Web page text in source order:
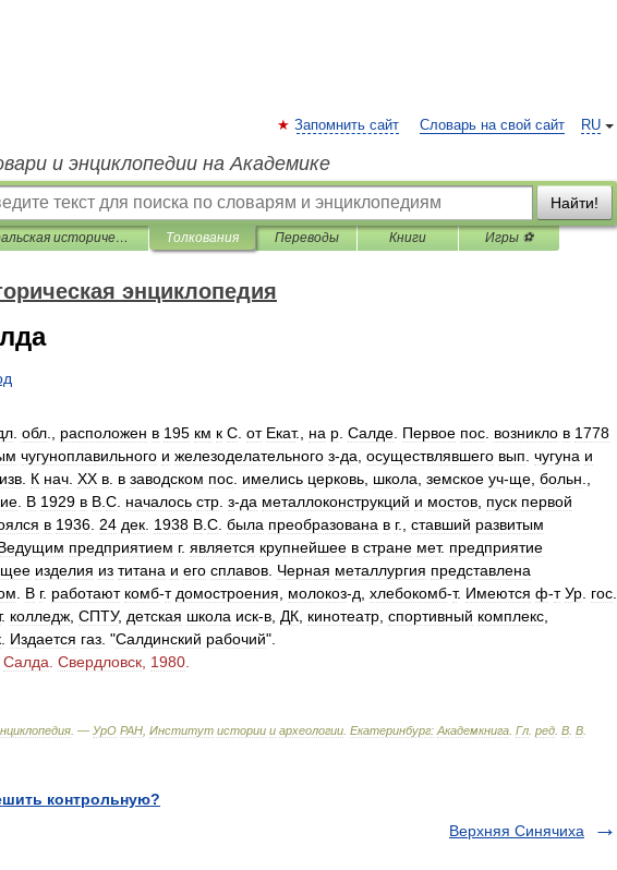
RU
Запомнить сайт Словарь на свой сайт
и энциклопедии на Академике
Найти!
Уральская историческая энциклопедия Толкования Переводы Книги Игры ⚽
энциклопедия
обл расположен в 195 км к С от Екат., на р Салде Первое пос возникло в 1778
чугуноплавильного и железоделательного з-да осуществлявшего вып чугуна и
К нач XX в в заводском пос имелись церковь школа земское уч-ще больн
В 1929 в В С началось стр з-да металлоконструкций и мостов пуск первой
в 1936 24 дек 1938 В С была преобразована в г., ставший развитым
предприятием г. является крупнейшее в стране мет. предприятие
изделия из титана и его сплавов Черная металлургия представлена
В г. работают комб-т домостроения молокоз-д хлебокомб-т. Имеются ф-т Ур гос
. колледж СПТУ, детская школа иск-в ДК кинотеатр спортивный комплекс
Издается газ . "Салдинский рабочий".
Салда Свердловск 1980
. — УрО РАН Институт истории и археологии Екатеринбург: Академкнига Гл ред В В
контрольную?
Верхняя Синячиха